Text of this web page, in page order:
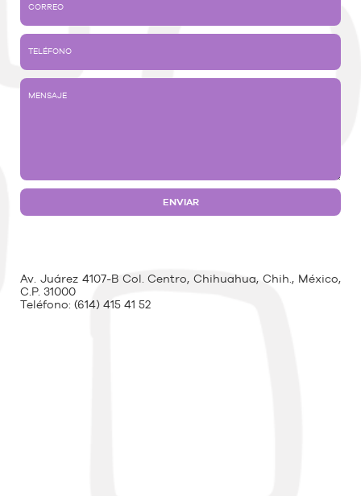
Av. Juárez 4107-B Col. Centro, Chihuahua, Chih., México,
C.P. 31000
Teléfono: (614) 415 41 52